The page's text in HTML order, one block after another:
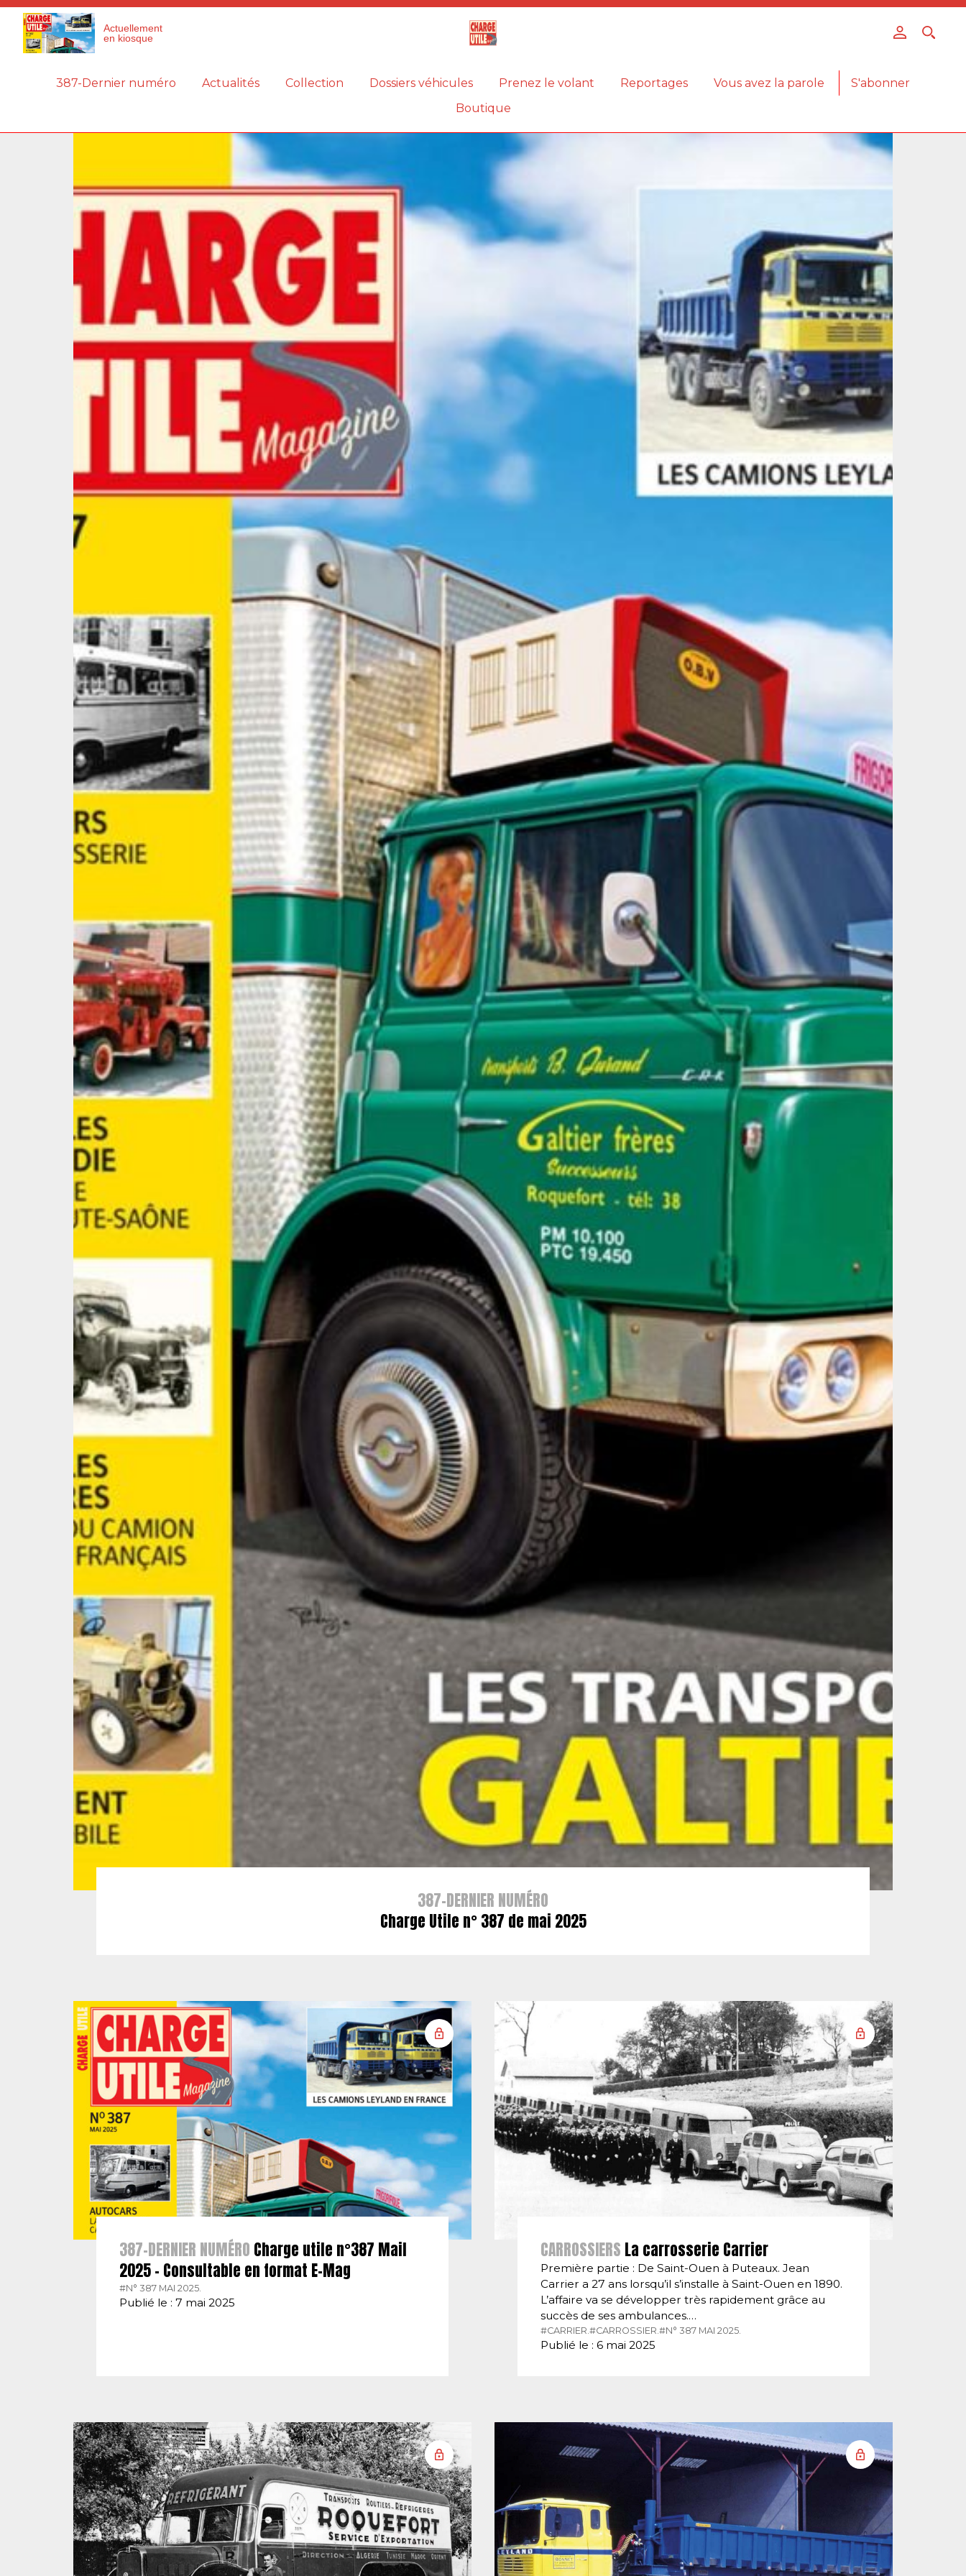
Actuellement
en kiosque
387-Dernier numéro Actualités Collection Dossiers véhicules Prenez le volant Reportages Vous avez la parole
S'abonner
Boutique
387-DERNIER NUMÉRO
Charge Utile n° 387 de mai 2025
387-DERNIER NUMÉRO Charge utile n°387 Mail
2025 – Consultable en format E-Mag
#N° 387 MAI 2025.
Publié le : 7 mai 2025
CARROSSIERS La carrosserie Carrier
Première partie : De Saint-Ouen à Puteaux. Jean
Carrier a 27 ans lorsqu’il s’installe à Saint-Ouen en 1890.
L’affaire va se développer très rapidement grâce au
succès de ses ambulances.…
#CARRIER.#CARROSSIER.#N° 387 MAI 2025.
Publié le : 6 mai 2025
Panneau de gestion des cookies